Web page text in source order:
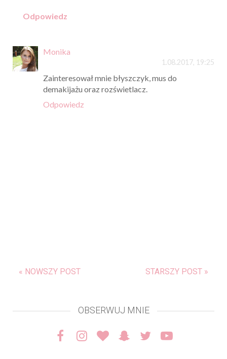
Odpowiedz
Monika
1.08.2017, 19:25
Zainteresował mnie błyszczyk, mus do
demakijażu oraz rozświetlacz.
Odpowiedz
« NOWSZY POST STARSZY POST »
OBSERWUJ MNIE